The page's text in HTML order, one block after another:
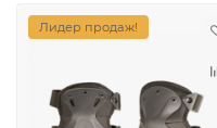
Лидер продаж!